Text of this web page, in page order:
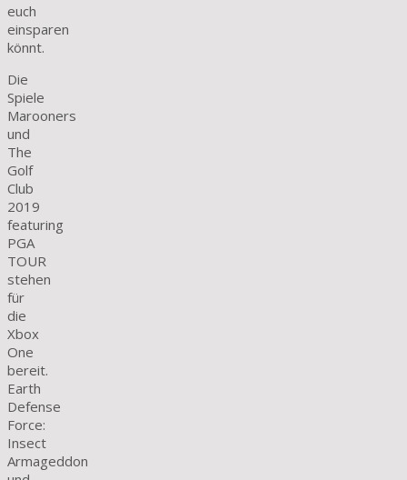
euch
einsparen
könnt.
Die
Spiele
Marooners
und
The
Golf
Club
2019
featuring
PGA
TOUR
stehen
für
die
Xbox
One
bereit.
Earth
Defense
Force:
Insect
Armageddon